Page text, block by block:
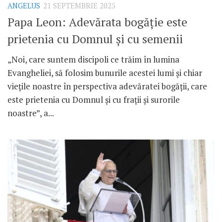
ANGELUS 21 SEPTEMBRIE 2025
Papa Leon: Adevărata bogăție este
prietenia cu Domnul și cu semenii
„Noi, care suntem discipoli ce trăim în lumina
Evangheliei, să folosim bunurile acestei lumi și chiar
viețile noastre în perspectiva adevăratei bogății, care
este prietenia cu Domnul și cu frații și surorile
noastre”, a...